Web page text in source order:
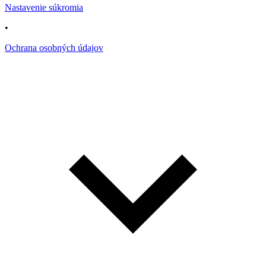
Nastavenie súkromia
•
Ochrana osobných údajov